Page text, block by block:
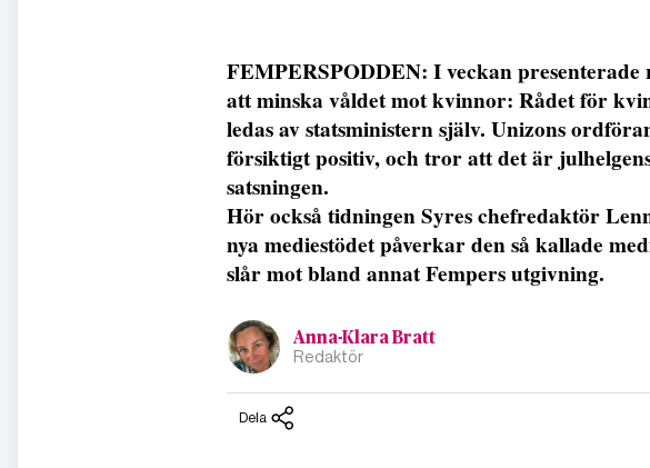
FEMPERSPODDEN: I veckan presenterade
att minska våldet mot kvinnor: Rådet för
ledas av statsministern själv. Unizons
försiktigt positiv, och tror att det är
satsningen.
Hör också tidningen Syres chefredaktör
nya mediestödet påverkar den så kallade
slår mot bland annat Fempers utgivning.
Anna-Klara Bratt
Redaktör
Dela